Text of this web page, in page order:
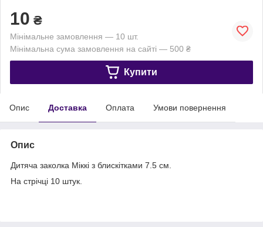
10 ₴
Мінімальне замовлення — 10 шт.
Мінімальна сума замовлення на сайті — 500 ₴
Купити
Опис Доставка Оплата Умови повернення
Опис
Дитяча заколка Міккі з блискітками 7.5 см.
На стрічці 10 штук.